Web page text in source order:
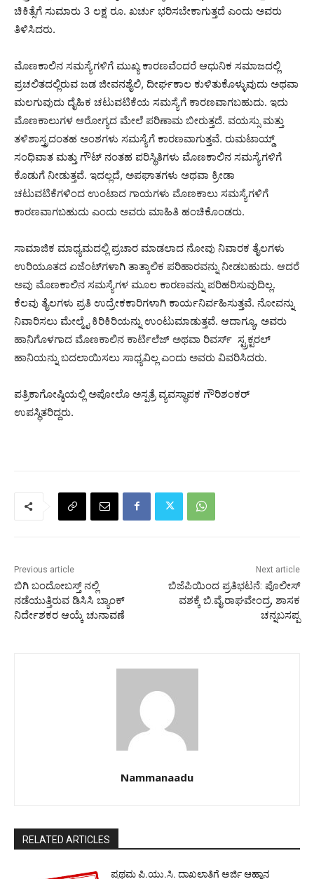
ಚಿಕಿತ್ಸೆಗೆ ಸುಮಾರು 3 ಲಕ್ಷ ರೂ. ಖರ್ಚು ಭರಿಸಬೇಕಾಗುತ್ತದೆ ಎಂದು ಅವರು
ತಿಳಿಸಿದರು.
ಮೊಣಕಾಲಿನ ಸಮಸ್ಯೆಗಳಿಗೆ ಮುಖ್ಯ ಕಾರಣವೆಂದರೆ ಆಧುನಿಕ ಸಮಾಜದಲ್ಲಿ
ಪ್ರಚಲಿತದಲ್ಲಿರುವ ಜಡ ಜೀವನಶೈಲಿ, ದೀರ್ಘಕಾಲ ಕುಳಿತುಕೊಳ್ಳುವುದು ಅಥವಾ
ಮಲಗುವುದು ದೈಹಿಕ ಚಟುವಟಿಕೆಯ ಸಮಸ್ಯೆಗೆ ಕಾರಣವಾಗಬಹುದು. ಇದು
ಮೊಣಕಾಲುಗಳ ಆರೋಗ್ಯದ ಮೇಲೆ ಪರಿಣಾಮ ಬೀರುತ್ತದೆ. ವಯಸ್ಸು ಮತ್ತು
ತಳಿಶಾಸ್ತ್ರದಂತಹ ಅಂಶಗಳು ಸಮಸ್ಯೆಗೆ ಕಾರಣವಾಗುತ್ತವೆ. ರುಮಟಾಯ್ಡ್
ಸಂಧಿವಾತ ಮತ್ತು ಗೌಟ್ ನಂತಹ ಪರಿಸ್ಥಿತಿಗಳು ಮೊಣಕಾಲಿನ ಸಮಸ್ಯೆಗಳಿಗೆ
ಕೊಡುಗೆ ನೀಡುತ್ತವೆ. ಇದಲ್ಲದೆ, ಅಪಘಾತಗಳು ಅಥವಾ ಕ್ರೀಡಾ
ಚಟುವಟಿಕೆಗಳಿಂದ ಉಂಟಾದ ಗಾಯಗಳು ಮೊಣಕಾಲು ಸಮಸ್ಯೆಗಳಿಗೆ
ಕಾರಣವಾಗಬಹುದು ಎಂದು ಅವರು ಮಾಹಿತಿ ಹಂಚಿಕೊಂಡರು.
ಸಾಮಾಜಿಕ ಮಾಧ್ಯಮದಲ್ಲಿ ಪ್ರಚಾರ ಮಾಡಲಾದ ನೋವು ನಿವಾರಕ ತೈಲಗಳು
ಉರಿಯೂತದ ಏಜೆಂಟ್‌ಗಳಾಗಿ ತಾತ್ಕಾಲಿಕ ಪರಿಹಾರವನ್ನು ನೀಡಬಹುದು. ಆದರೆ
ಅವು ಮೊಣಕಾಲಿನ ಸಮಸ್ಯೆಗಳ ಮೂಲ ಕಾರಣವನ್ನು ಪರಿಹರಿಸುವುದಿಲ್ಲ.
ಕೆಲವು ತೈಲಗಳು ಪ್ರತಿ ಉದ್ರೇಕಕಾರಿಗಳಾಗಿ ಕಾರ್ಯನಿರ್ವಹಿಸುತ್ತವೆ. ನೋವನ್ನು
ನಿವಾರಿಸಲು ಮೇಲ್ಮೈ ಕಿರಿಕಿರಿಯನ್ನು ಉಂಟುಮಾಡುತ್ತವೆ. ಆದಾಗ್ಯೂ, ಅವರು
ಹಾನಿಗೊಳಗಾದ ಮೊಣಕಾಲಿನ ಕಾರ್ಟಿಲೆಜ್ ಅಥವಾ ರಿವರ್ಸ್ ಸ್ಟ್ರಕ್ಟರಲ್
ಹಾನಿಯನ್ನು ಬದಲಾಯಿಸಲು ಸಾಧ್ಯವಿಲ್ಲ ಎಂದು ಅವರು ವಿವರಿಸಿದರು.
ಪತ್ರಿಕಾಗೋಷ್ಠಿಯಲ್ಲಿ ಅಪೋಲೊ ಅಸ್ಪತ್ರೆ ವ್ಯವಸ್ಥಾಪಕ ಗೌರಿಶಂಕರ್‌
ಉಪಸ್ಥಿತರಿದ್ದರು.
Previous article
ಬಿಗಿ ಬಂದೋಬಸ್ತ್‌ ನಲ್ಲಿ
ನಡೆಯುತ್ತಿರುವ ಡಿಸಿಸಿ ಬ್ಯಾಂಕ್‌
ನಿರ್ದೇಶಕರ ಆಯ್ಕೆ ಚುನಾವಣೆ
Next article
ಬಿಜೆಪಿಯಿಂದ ಪ್ರತಿಭಟನೆ: ಪೊಲೀಸ್‌
ವಶಕ್ಕೆ ಬಿ.ವೈ.ರಾಘವೇಂದ್ರ, ಶಾಸಕ
ಚನ್ನಬಸಪ್ಪ
Nammanaadu
RELATED ARTICLES
ಪ್ರಥಮ ಪಿ.ಯು.ಸಿ. ದಾಖಲಾತಿಗೆ ಅರ್ಜಿ ಆಹ್ವಾನ